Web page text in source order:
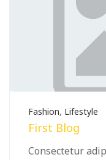
Fashion, Lifestyle
First Blog
Consectetur